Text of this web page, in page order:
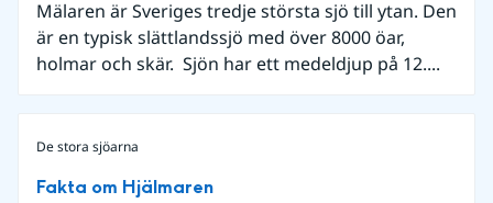
Mälaren är Sveriges tredje största sjö till ytan. Den
är en typisk slättlandssjö med över 8000 öar,
holmar och skär. Sjön har ett medeldjup på 12....
De stora sjöarna
Fakta om Hjälmaren